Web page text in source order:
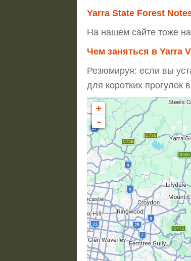
Yarra State Forest
На нашем сайте тоже
Чем заняться в Yarra
Резюмируя: если вы
для коротких
+
-